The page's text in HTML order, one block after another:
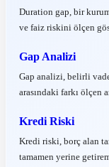
Duration gap, bir
ve faiz riskini ölçen
Gap Analizi
Gap analizi, belirli
arasındaki farkı ölçen
Kredi Riski
Kredi riski, borç alan
tamamen yerine